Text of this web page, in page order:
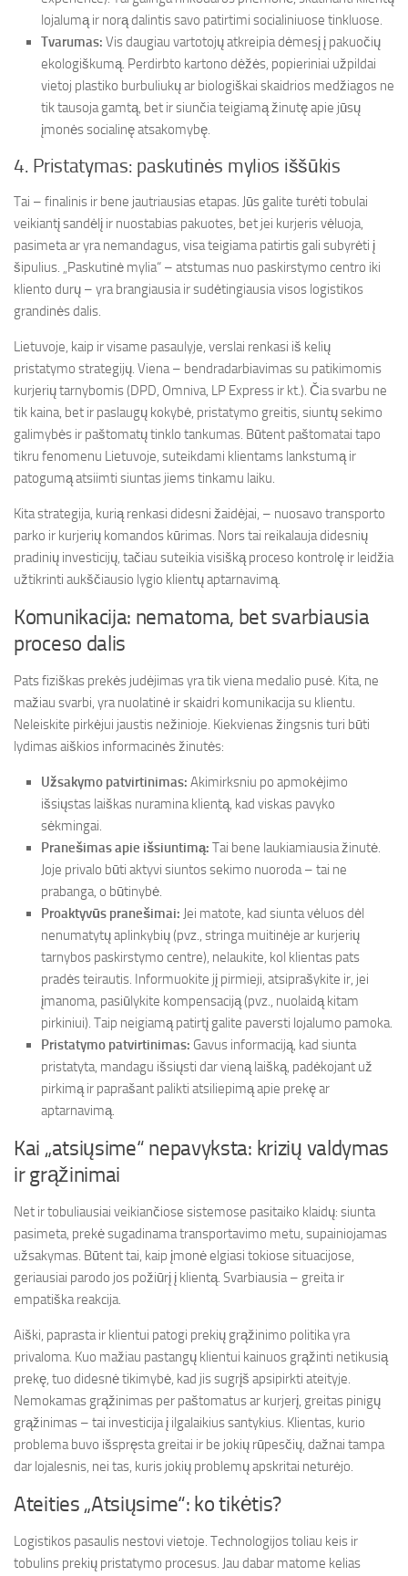
lojalumą ir norą dalintis savo patirtimi socialiniuose tinkluose.
Tvarumas: Vis daugiau vartotojų atkreipia dėmesį į pakuočių
ekologiškumą. Perdirbto kartono dėžės, popieriniai užpildai
vietoj plastiko burbuliukų ar biologiškai skaidrios medžiagos ne
tik tausoja gamtą, bet ir siunčia teigiamą žinutę apie jūsų
įmonės socialinę atsakomybę.
4. Pristatymas: paskutinės mylios iššūkis
Tai – finalinis ir bene jautriausias etapas. Jūs galite turėti tobulai
veikiantį sandėlį ir nuostabias pakuotes, bet jei kurjeris vėluoja,
pasimeta ar yra nemandagus, visa teigiama patirtis gali subyrėti į
šipulius. „Paskutinė mylia“ – atstumas nuo paskirstymo centro iki
kliento durų – yra brangiausia ir sudėtingiausia visos logistikos
grandinės dalis.
Lietuvoje, kaip ir visame pasaulyje, verslai renkasi iš kelių
pristatymo strategijų. Viena – bendradarbiavimas su patikimomis
kurjerių tarnybomis (DPD, Omniva, LP Express ir kt.). Čia svarbu ne
tik kaina, bet ir paslaugų kokybė, pristatymo greitis, siuntų sekimo
galimybės ir paštomatų tinklo tankumas. Būtent paštomatai tapo
tikru fenomenu Lietuvoje, suteikdami klientams lankstumą ir
patogumą atsiimti siuntas jiems tinkamu laiku.
Kita strategija, kurią renkasi didesni žaidėjai, – nuosavo transporto
parko ir kurjerių komandos kūrimas. Nors tai reikalauja didesnių
pradinių investicijų, tačiau suteikia visišką proceso kontrolę ir leidžia
užtikrinti aukščiausio lygio klientų aptarnavimą.
Komunikacija: nematoma, bet svarbiausia
proceso dalis
Pats fiziškas prekės judėjimas yra tik viena medalio pusė. Kita, ne
mažiau svarbi, yra nuolatinė ir skaidri komunikacija su klientu.
Neleiskite pirkėjui jaustis nežinioje. Kiekvienas žingsnis turi būti
lydimas aiškios informacinės žinutės:
Užsakymo patvirtinimas: Akimirksniu po apmokėjimo
išsiųstas laiškas nuramina klientą, kad viskas pavyko
sėkmingai.
Pranešimas apie išsiuntimą: Tai bene laukiamiausia žinutė.
Joje privalo būti aktyvi siuntos sekimo nuoroda – tai ne
prabanga, o būtinybė.
Proaktyvūs pranešimai: Jei matote, kad siunta vėluos dėl
nenumatytų aplinkybių (pvz., stringa muitinėje ar kurjerių
tarnybos paskirstymo centre), nelaukite, kol klientas pats
pradės teirautis. Informuokite jį pirmieji, atsiprašykite ir, jei
įmanoma, pasiūlykite kompensaciją (pvz., nuolaidą kitam
pirkiniui). Taip neigiamą patirtį galite paversti lojalumo pamoka.
Pristatymo patvirtinimas: Gavus informaciją, kad siunta
pristatyta, mandagu išsiųsti dar vieną laišką, padėkojant už
pirkimą ir paprašant palikti atsiliepimą apie prekę ar
aptarnavimą.
Kai „atsiųsime“ nepavyksta: krizių valdymas
ir grąžinimai
Net ir tobuliausiai veikiančiose sistemose pasitaiko klaidų: siunta
pasimeta, prekė sugadinama transportavimo metu, supainiojamas
užsakymas. Būtent tai, kaip įmonė elgiasi tokiose situacijose,
geriausiai parodo jos požiūrį į klientą. Svarbiausia – greita ir
empatiška reakcija.
Aiški, paprasta ir klientui patogi prekių grąžinimo politika yra
privaloma. Kuo mažiau pastangų klientui kainuos grąžinti netikusią
prekę, tuo didesnė tikimybė, kad jis sugrįš apsipirkti ateityje.
Nemokamas grąžinimas per paštomatus ar kurjerį, greitas pinigų
grąžinimas – tai investicija į ilgalaikius santykius. Klientas, kurio
problema buvo išspręsta greitai ir be jokių rūpesčių, dažnai tampa
dar lojalesnis, nei tas, kuris jokių problemų apskritai neturėjo.
Ateities „Atsiųsime“: ko tikėtis?
Logistikos pasaulis nestovi vietoje. Technologijos toliau keis ir
tobulins prekių pristatymo procesus. Jau dabar matome kelias